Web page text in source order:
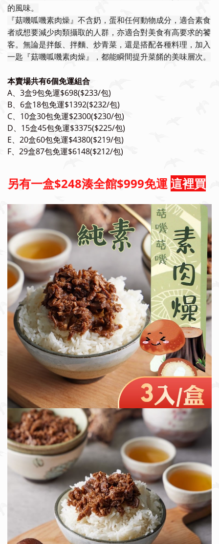
的風味。
『菇嘰呱嘰素肉燥』不含奶，蛋和任何動物成分，適合素食
者或想要減少肉類攝取的人群，亦適合對美食有高要求的饕
客。無論是拌飯、拌麵、炒青菜，還是搭配各種料理，加入
一匙『菇嘰呱嘰素肉燥』，都能瞬間提升菜餚的美味層次。
本賣場共有6個免運組合
A、3盒9包免運$698($233/包)
B、6盒18包免運$1392($232/包)
C、10盒30包免運$2300($230/包)
D、15盒45包免運$3375($225/包)
E、20盒60包免運$4380($219/包)
F、29盒87包免運$6148($212/包)
另有一盒$248湊全館$999免運這裡買